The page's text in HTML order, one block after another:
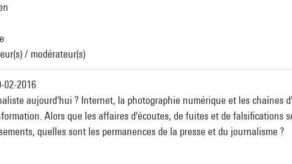
/ modérateur(s)
02-2016
aujourd'hui ? Internet, la photographie numérique et les chaînes
Alors que les affaires d'écoutes, de fuites et de falsifications
quelles sont les permanences de la presse et du journalisme ?